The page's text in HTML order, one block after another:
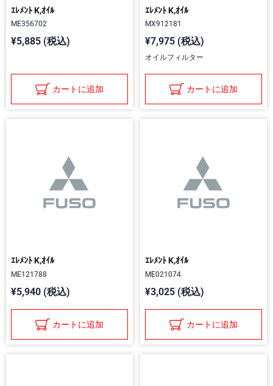
ｴﾚﾒﾝﾄ K,ｵｲﾙ
ME356702
¥5,885 (税込)
カートに追加
ｴﾚﾒﾝﾄ K,ｵｲﾙ
MX912181
¥7,975 (税込)
オイルフィルター
カートに追加
ｴﾚﾒﾝﾄ K,ｵｲﾙ
ME121788
¥5,940 (税込)
カートに追加
ｴﾚﾒﾝﾄ K,ｵｲﾙ
ME021074
¥3,025 (税込)
カートに追加